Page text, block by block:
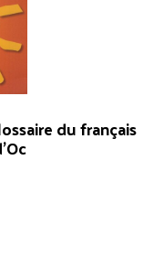
du français